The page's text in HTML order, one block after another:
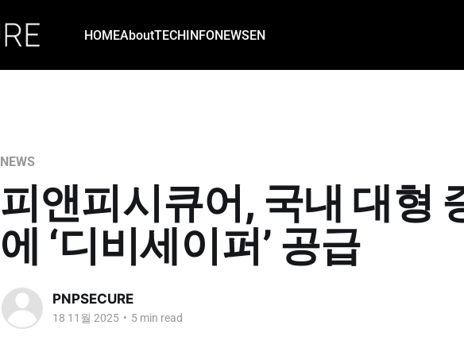
HOMEAboutTECHINFONEWSEN
NEWS
피앤피시큐어, 국내 대형
에 ‘디비세이퍼’ 공급
PNPSECURE
18 11월 2025 • 5 min read